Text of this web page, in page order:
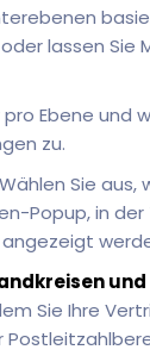
lassen Sie
Ebene und
zu.
Wählen Sie aus,
Popup, in
Sie Ihre